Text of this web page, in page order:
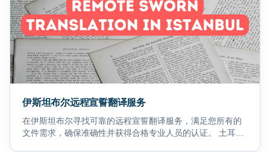
伊斯坦布尔远程宣誓翻译服务
在伊斯坦布尔寻找可靠的远程宣誓翻译服务，满足您所有的
文件需求，确保准确性并获得合格专业人员的认证。 土耳其